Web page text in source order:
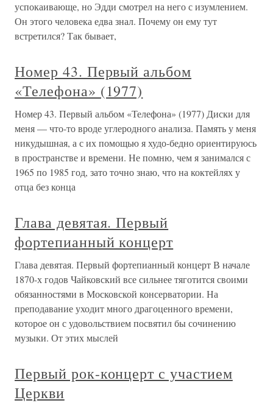
успокаивающе, но Эдди смотрел на него с изумлением.
Он этого человека едва знал. Почему он ему тут
встретился? Так бывает,
Номер 43. Первый альбом
«Телефона» (1977)
Номер 43. Первый альбом «Телефона» (1977) Диски для
меня — что-то вроде углеродного анализа. Память у меня
никудышная, а с их помощью я худо-бедно ориентируюсь
в пространстве и времени. Не помню, чем я занимался с
1965 по 1985 год, зато точно знаю, что на коктейлях у
отца без конца
Глава девятая. Первый
фортепианный концерт
Глава девятая. Первый фортепианный концерт В начале
1870-х годов Чайковский все сильнее тяготится своими
обязанностями в Московской консерватории. На
преподавание уходит много драгоценного времени,
которое он с удовольствием посвятил бы сочинению
музыки. От этих мыслей
Первый рок-концерт с участием
Церкви